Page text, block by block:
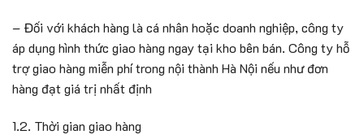
– Đối với khách hàng là cá nhân hoặc doanh nghiệp, công ty
áp dụng hình thức giao hàng ngay tại kho bên bán. Công ty hỗ
trợ giao hàng miễn phí trong nội thành Hà Nội nếu như đơn
hàng đạt giá trị nhất định
1.2. Thời gian giao hàng